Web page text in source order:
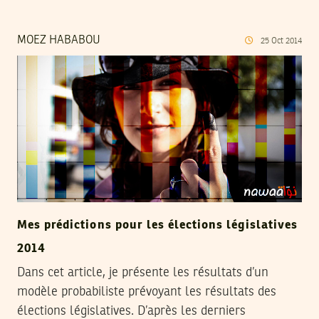
MOEZ HABABOU 25 Oct 2014
Mes prédictions pour les élections législatives
2014
Dans cet article, je présente les résultats d’un
modèle probabiliste prévoyant les résultats des
élections législatives. D’après les derniers